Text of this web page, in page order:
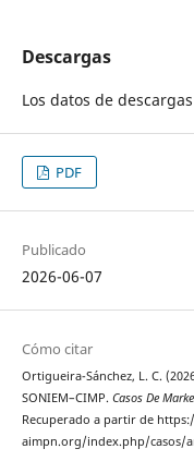
Descargas
Los datos de
PDF
Publicado
2026-06-07
Cómo citar
Ortigueira-Sánchez, L. C.
SONIEM–CIMP. Casos De
Recuperado a partir de
aimpn.org/index.php/casos/